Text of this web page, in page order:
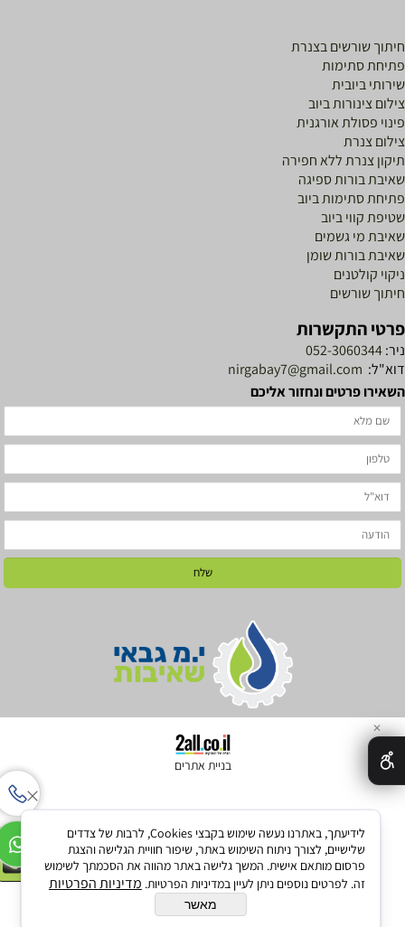
שורשים בצנרת
סתימות
ביובית
צינורות ביוב
פסולת אורגנית
צנרת
צנרת ללא חפירה
בורות ספיגה
סתימות ביוב
קווי ביוב
מי גשמים
בורות שומן
קולטנים
שורשים
התקשרות
052-3060344
nirgabay7@gmail.com
פרטים ונחזור אליכם
להזמנת ביובית
052-3060344
בניית אתרים
✕
לידיעתך, באתרנו נעשה שימוש בקבצי Cookies, לרבות של צדדים
שלישיים, לצורך ניתוח השימוש באתר, שיפור חוויית הגלישה והצגת
פרסום מותאם אישית. המשך גלישה באתר מהווה את הסכמתך לשימוש
זה. לפרטים נוספים ניתן לעיין במדיניות הפרטיות. מדיניות הפרטיות
מאשר